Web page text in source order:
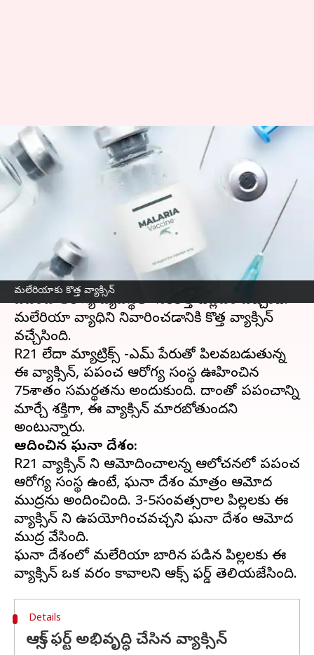
మలేరియాకు కొత్త వ్యాక్సిన్
R21: ప్రపంచాన్ని మార్చే శక్తిగా
మారనున్న మలేరియా వ్యాక్సిన్
గురించి తెలుసుకోవాల్సిన
విషయాలు
Apr 17, 2023
ఈ వార్తాకథనం ఏంటి
ప్రపంచ ఆరోగ్య వ్యవస్థలో సరికొత్త విప్లవం వచ్చింది.
మలేరియా వ్యాధిని నివారించడానికి కొత్త వ్యాక్సిన్
వచ్చేసింది.
R21 లేదా మ్యాట్రిక్స్ -ఎమ్ పేరుతో పిలవబడుతున్న
ఈ వ్యాక్సిన్, ప్రపంచ ఆరోగ్య సంస్థ ఊహించిన
75శాతం సమర్థతను అందుకుంది. దాంతో ప్రపంచాన్ని
మార్చే శక్తిగా, ఈ వ్యాక్సిన్ మారబోతుందని
ఆమోదించిన ఘనా దేశం:
R21 వ్యాక్సిన్ ని ఆమోదించాలన్న ఆలోచనలో ప్రపంచ
ఆరోగ్య సంస్థ ఉంటే, ఘనా దేశం మాత్రం ఆమోద
ముద్రను అందించింది. 3-5సంవత్సరాల పిల్లలకు ఈ
వ్యాక్సిన్ ని ఉపయోగించవచ్చని ఘనా దేశం ఆమోద
ముద్ర వేసింది.
ఘనా దేశంలో మలేరియా బారిన పడిన పిల్లలకు ఈ
Details
ఆక్స్ ఫర్ట్ అభివృద్ధి చేసిన వ్యాక్సిన్